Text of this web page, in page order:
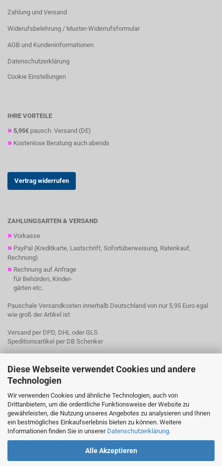
Diese Webseite verwendet Cookies und andere
Technologien
Wir verwenden Cookies und ähnliche Technologien, auch von
Drittanbietern, um die ordentliche Funktionsweise der Website zu
gewährleisten, die Nutzung unseres Angebotes zu analysieren und Ihnen
ein bestmögliches Einkaufserlebnis bieten zu können. Weitere
Informationen finden Sie in unserer Datenschutzerklärung.
Alle Akzeptieren
Zahlung und Versand
Widerufsbelehrung / Muster-Widerrufsformular
AGB und Kundeninformationen
Datenschutzerklärung
Cookie Einstellungen
IHRE VORTEILE
» 5,95€ pausch. Versand (DE)
» Kostenlose Beratung auch abends
Vertrag widerrufen
ZAHLUNGSARTEN & VERSAND
» Vorkasse
» PayPal (Kreditkarte, Lastschrift, Sofortüberweisung, Ratenkauf,
Rechnung)
» Rechnung auf Anfrage
für Behörden, Kinder-
gärten etc.
Pauschale Versandkosten innerhalb Deutschland von nur 5,95 Euro egal
wie groß der Artikel ist
Versand per DPD, DHL oder GLS
Speditionsartikel per DB Schenker
» Telefon + 49(0)9606-914603
Mo-Do 9-17 Uhr
Fr 9-12 Uhr
» per Mail 24 Std./Tag
»Probefahrt nach Vereinbarung
ggf. auch Sa + So